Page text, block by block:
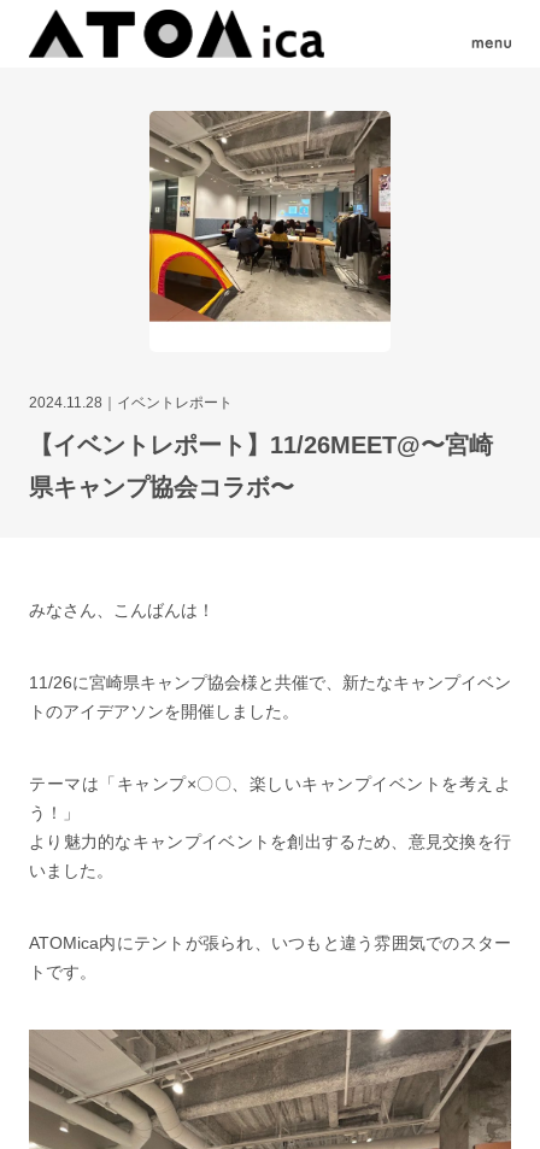
2024.11.28 イベントレポート
【イベントレポート】11/26MEET@〜宮崎
県キャンプ協会コラボ〜
みなさん、こんばんは！
11/26に宮崎県キャンプ協会様と共催で、新たなキャンプイベン
トのアイデアソンを開催しました。
テーマは「キャンプ×〇〇、楽しいキャンプイベントを考えよ
う！」
より魅力的なキャンプイベントを創出するため、意見交換を行
いました。
ATOMica内にテントが張られ、いつもと違う雰囲気でのスター
トです。